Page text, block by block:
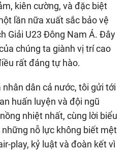
kiên cường, và đặc biệt
lần nữa xuất sắc bảo vệ
Giải U23 Đông Nam Á. Đây
chúng ta giành vị trí cao
rất đáng tự hào.
dân cả nước, tôi gửi tới
huấn luyện và đội ngũ
nhiệt nhất, cùng lời biểu
nỗ lực không biết mệt
play, kỷ luật và đoàn kết vì